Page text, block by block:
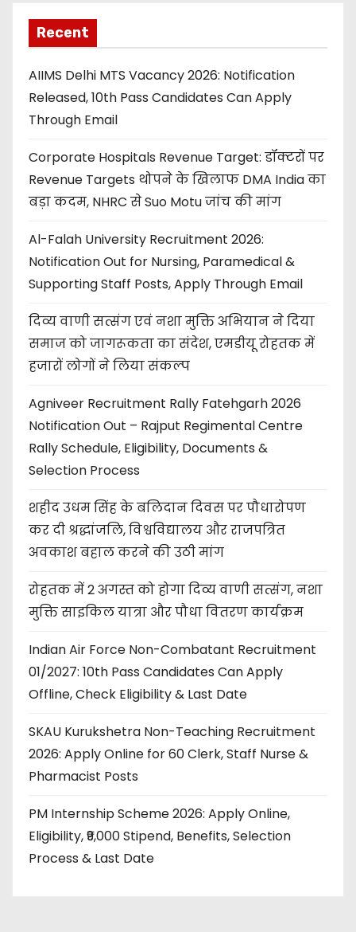
Recent
AIIMS Delhi MTS Vacancy 2026: Notification
Released, 10th Pass Candidates Can Apply
Through Email
Corporate Hospitals Revenue Target: डॉक्टरों पर
Revenue Targets थोपने के खिलाफ DMA India का
बड़ा कदम, NHRC से Suo Motu जांच की मांग
Al-Falah University Recruitment 2026:
Notification Out for Nursing, Paramedical &
Supporting Staff Posts, Apply Through Email
दिव्य वाणी सत्संग एवं नशा मुक्ति अभियान ने दिया
समाज को जागरूकता का संदेश, एमडीयू रोहतक में
हजारों लोगों ने लिया संकल्प
Agniveer Recruitment Rally Fatehgarh 2026
Notification Out – Rajput Regimental Centre
Rally Schedule, Eligibility, Documents &
Selection Process
शहीद उधम सिंह के बलिदान दिवस पर पौधारोपण
कर दी श्रद्धांजलि, विश्वविद्यालय और राजपत्रित
अवकाश बहाल करने की उठी मांग
रोहतक में 2 अगस्त को होगा दिव्य वाणी सत्संग, नशा
मुक्ति साइकिल यात्रा और पौधा वितरण कार्यक्रम
Indian Air Force Non-Combatant Recruitment
01/2027: 10th Pass Candidates Can Apply
Offline, Check Eligibility & Last Date
SKAU Kurukshetra Non-Teaching Recruitment
2026: Apply Online for 60 Clerk, Staff Nurse &
Pharmacist Posts
PM Internship Scheme 2026: Apply Online,
Eligibility, ₹9,000 Stipend, Benefits, Selection
Process & Last Date